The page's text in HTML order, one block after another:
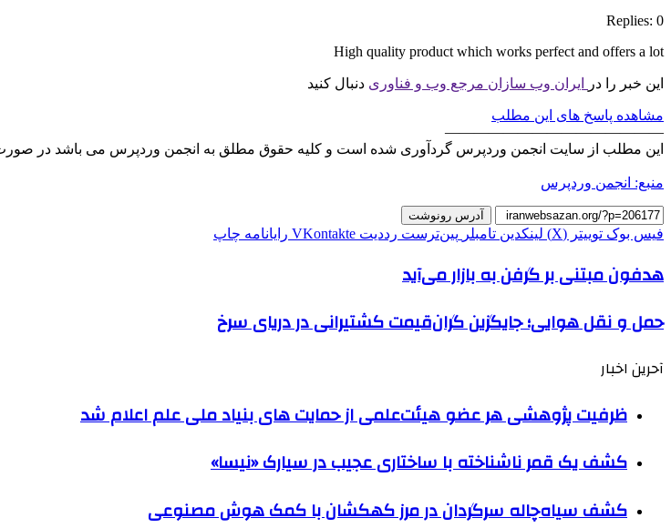
Replies: 0
High quality product which works perfect and offers a lot
این خبر را در ایران وب سازان مرجع وب و فناوری دنبال کنید
مشاهده پاسخ های این مطلب
———————————————
این مطلب از سایت انجمن وردپرس گردآوری شده است و کلیه حقوق مطلق به انجمن وردپرس می باشد در
منبع: انجمن وردپرس
آدرس رونوشت
فیس بوک توییتر (X) لینکدین ‫تامبلر ‫پین‌ترست ‫رددیت ‫VKontakte رایانامه چاپ
هدفون مبتنی بر گرفن به بازار می‌آید
حمل و نقل هوایی؛ جایگزین گران‌قیمت کشتیرانی در دریای سرخ
آحرین اخبار
ظرفیت پژوهشی هر عضو هیئت‌علمی از حمایت های بنیاد ملی علم اعلام شد
کشف یک قمر ناشناخته با ساختاری عجیب در سیارک «نیسا»
کشف سیاه‌چاله سرگردان در مرز کهکشان با کمک هوش مصنوعی